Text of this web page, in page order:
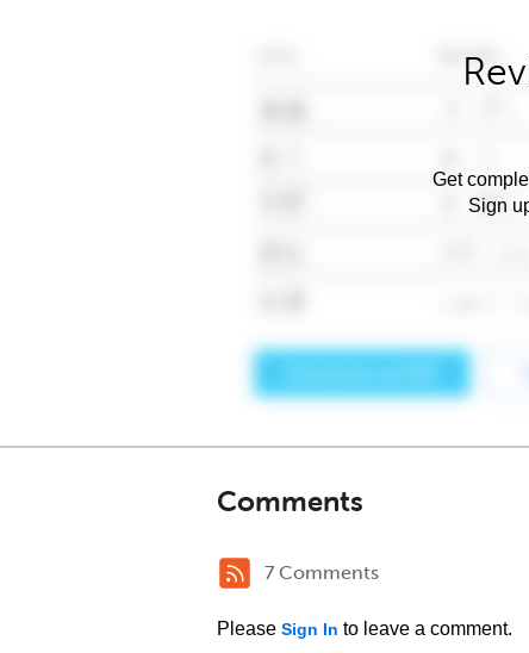
Get
Sign
Comments
7 Comments
Please Sign In to leave a comment.